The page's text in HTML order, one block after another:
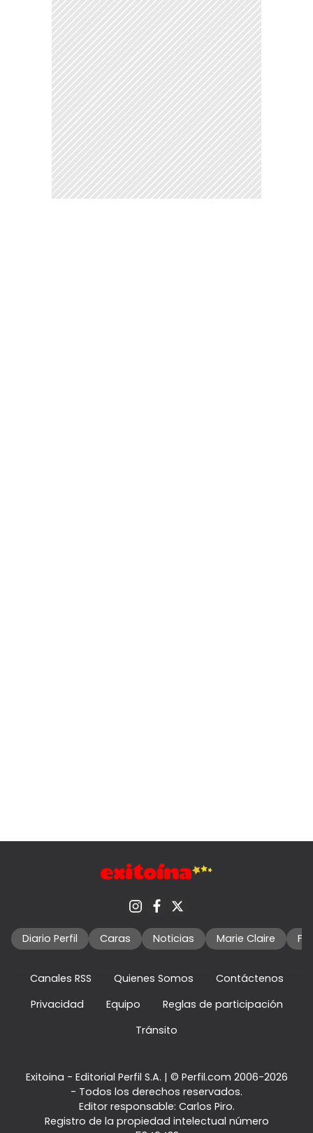
Diario Perfil Caras Noticias Marie Claire
Canales RSS Quienes Somos
Contáctenos
Privacidad
Equipo
Reglas de participación
Tránsito
Exitoina - Editorial Perfil S.A. | © Perfil.com 2006-2026
- Todos los derechos reservados.
Editor responsable: Carlos Piro.
Registro de la propiedad intelectual número